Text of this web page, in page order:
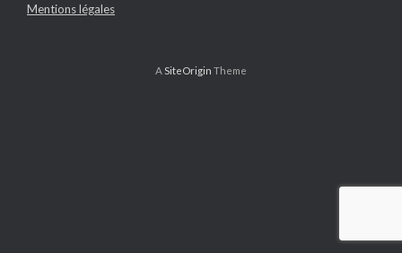
Mentions légales
A SiteOrigin Theme